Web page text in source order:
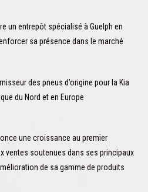
un entrepôt spécialisé à Guelph en
sa présence dans le marché
des pneus d’origine pour la Kia
du Nord et en Europe
une croissance au premier
ventes soutenues dans ses principaux
de sa gamme de produits